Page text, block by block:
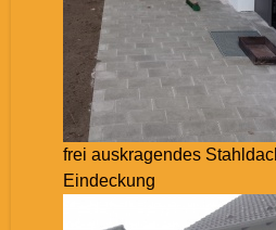
frei auskragendes
Eindeckung